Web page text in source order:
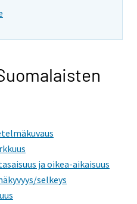
ja oikea-aikaisuus
selkeys